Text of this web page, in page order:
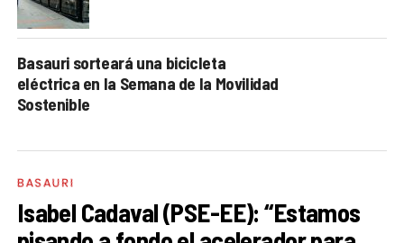
Basauri sorteará una bicicleta
eléctrica en la Semana de la Movilidad
Sostenible
BASAURI
Isabel Cadaval (PSE-EE): “Estamos